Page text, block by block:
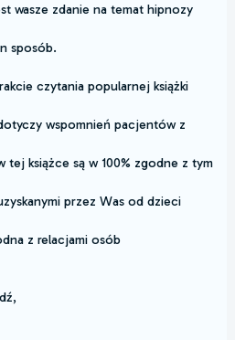
wasze zdanie na temat hipnozy
sposób.
czytania popularnej książki
wspomnień pacjentów z
tej książce są w 100% zgodne z tym
przez Was od dzieci
z relacjami osób